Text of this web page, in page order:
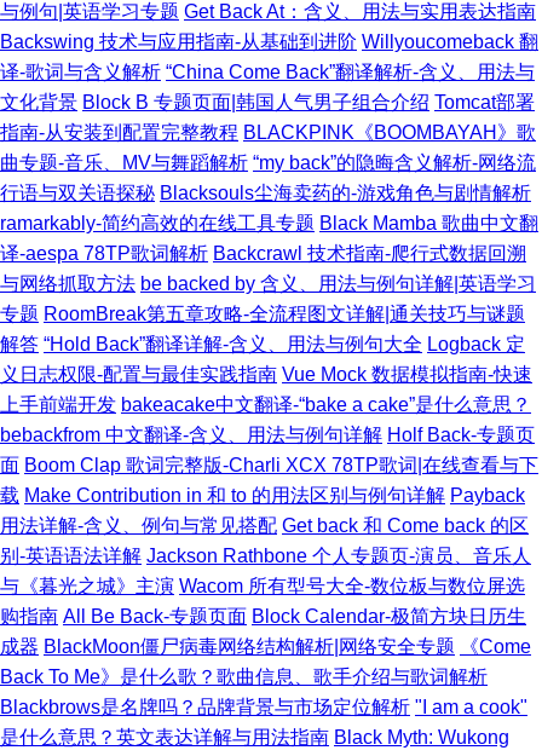
与例句|英语学习专题 Get Back At：含义、用法与实用表达指南
Backswing 技术与应用指南-从基础到进阶 Willyoucomeback 翻
译-歌词与含义解析 “China Come Back”翻译解析-含义、用法与
文化背景 Block B 专题页面|韩国人气男子组合介绍 Tomcat部署
指南-从安装到配置完整教程 BLACKPINK《BOOMBAYAH》歌
曲专题-音乐、MV与舞蹈解析 “my back”的隐晦含义解析-网络流
行语与双关语探秘 Blacksouls尘海卖药的-游戏角色与剧情解析
ramarkably-简约高效的在线工具专题 Black Mamba 歌曲中文翻
译-aespa 78TP歌词解析 Backcrawl 技术指南-爬行式数据回溯
与网络抓取方法 be backed by 含义、用法与例句详解|英语学习
专题 RoomBreak第五章攻略-全流程图文详解|通关技巧与谜题
解答 “Hold Back”翻译详解-含义、用法与例句大全 Logback 定
义日志权限-配置与最佳实践指南 Vue Mock 数据模拟指南-快速
上手前端开发 bakeacake中文翻译-“bake a cake”是什么意思？
bebackfrom 中文翻译-含义、用法与例句详解 Holf Back-专题页
面 Boom Clap 歌词完整版-Charli XCX 78TP歌词|在线查看与下
载 Make Contribution in 和 to 的用法区别与例句详解 Payback
用法详解-含义、例句与常见搭配 Get back 和 Come back 的区
别-英语语法详解 Jackson Rathbone 个人专题页-演员、音乐人
与《暮光之城》主演 Wacom 所有型号大全-数位板与数位屏选
购指南 All Be Back-专题页面 Block Calendar-极简方块日历生
成器 BlackMoon僵尸病毒网络结构解析|网络安全专题
《Come
Back To Me》是什么歌？歌曲信息、歌手介绍与歌词解析
Blackbrows是名牌吗？品牌背景与市场定位解析 "I am a cook"
是什么意思？英文表达详解与用法指南 Black Myth: Wukong